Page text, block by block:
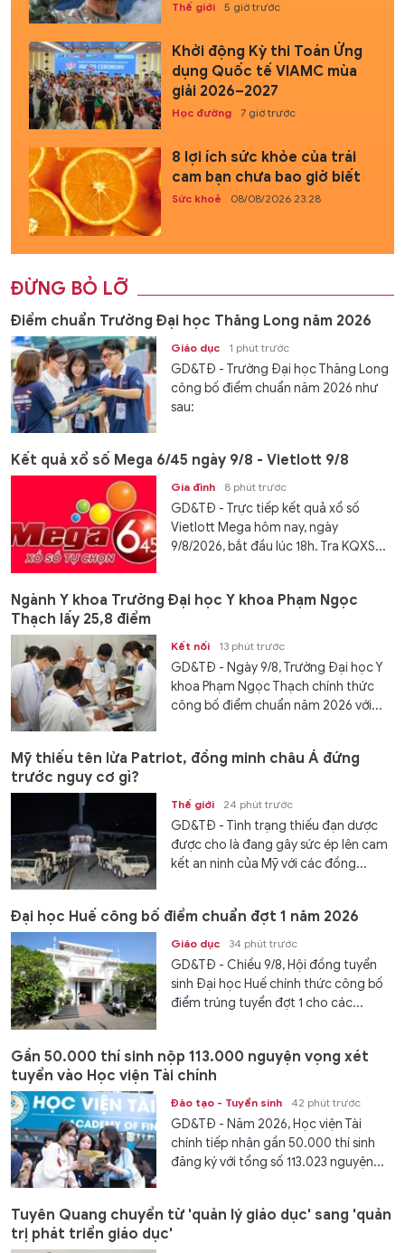
Thế giới 5 giờ trước
Khởi động Kỳ thi Toán Ứng
dụng Quốc tế VIAMC mùa
giải 2026–2027
Học đường 7 giờ trước
8 lợi ích sức khỏe của trái
cam bạn chưa bao giờ biết
Sức khoẻ 08/08/2026 23:28
ĐỪNG BỎ LỠ
Điểm chuẩn Trường Đại học Thăng Long năm 2026
Giáo dục 1 phút trước
GD&TĐ - Trường Đại học Thăng Long
công bố điểm chuẩn năm 2026 như
sau:
Kết quả xổ số Mega 6/45 ngày 9/8 - Vietlott 9/8
Gia đình 8 phút trước
GD&TĐ - Trực tiếp kết quả xổ số
Vietlott Mega hôm nay, ngày
9/8/2026, bắt đầu lúc 18h. Tra KQXS...
Ngành Y khoa Trường Đại học Y khoa Phạm Ngọc
Thạch lấy 25,8 điểm
Kết nối 13 phút trước
GD&TĐ - Ngày 9/8, Trường Đại học Y
khoa Phạm Ngọc Thạch chính thức
công bố điểm chuẩn năm 2026 với...
Mỹ thiếu tên lửa Patriot, đồng minh châu Á đứng
trước nguy cơ gì?
Thế giới 24 phút trước
GD&TĐ - Tình trạng thiếu đạn dược
được cho là đang gây sức ép lên cam
kết an ninh của Mỹ với các đồng...
Đại học Huế công bố điểm chuẩn đợt 1 năm 2026
Giáo dục 34 phút trước
GD&TĐ - Chiều 9/8, Hội đồng tuyển
sinh Đại học Huế chính thức công bố
điểm trúng tuyển đợt 1 cho các...
Gần 50.000 thí sinh nộp 113.000 nguyện vọng xét
tuyển vào Học viện Tài chính
Đào tạo - Tuyển sinh 42 phút trước
GD&TĐ - Năm 2026, Học viện Tài
chính tiếp nhận gần 50.000 thí sinh
đăng ký với tổng số 113.023 nguyện...
Tuyên Quang chuyển từ 'quản lý giáo dục' sang 'quản
trị phát triển giáo dục'